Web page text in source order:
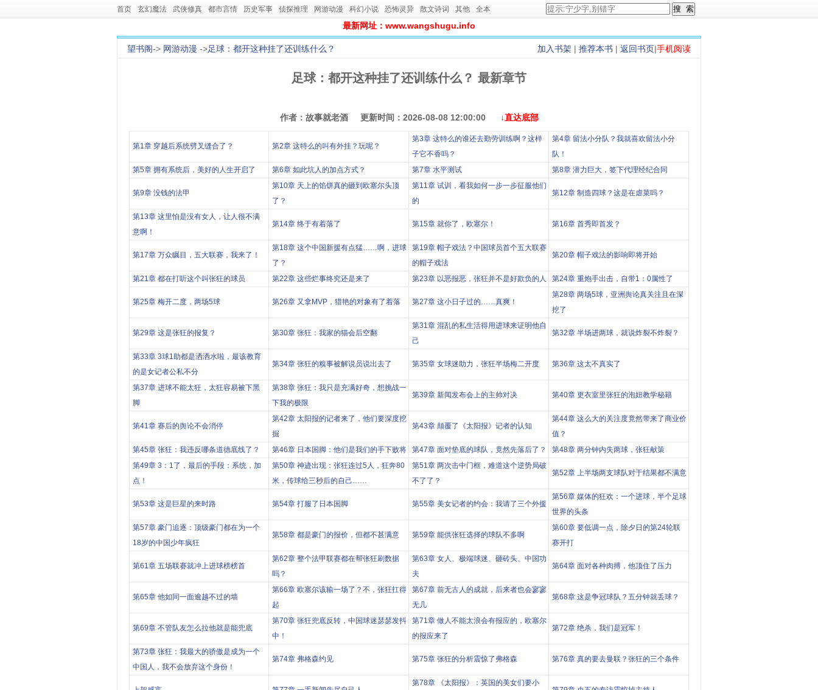
首页 玄幻魔法 武侠修真 都市言情 历史军事 侦探推理 网游动漫 科幻小说 恐怖灵异 散文诗词 其他 全本
最新网址：www.wangshugu.info
加入书架 | 推荐本书 | 返回书页|手机阅读
望书阁-> 网游动漫 ->足球：都开这种挂了还训练什么？
足球：都开这种挂了还训练什么？ 最新章节
作者：故事就老酒 更新时间：2026-08-08 12:00:00 ↓直达底部
第1章 穿越后系统劈叉缝合了？ 第2章 这特么的叫有外挂？玩呢？
第3章 这特么的谁还去勤劳训练啊？这样
子它不香吗？
第4章 留法小分队？我就喜欢留法小分
队！
第5章 拥有系统后，美好的人生开启了
第6章 如此坑人的加点方式？ 第7章 水平测试 第8章 潜力巨大，签下代理经纪合同
第9章 没钱的法甲
第10章 天上的馅饼真的砸到欧塞尔头顶
了？
第11章 试训，看我如何一步一步征服他们
的
第12章 制造四球？这是在虐菜吗？
第13章 这里怕是没有女人，让人很不满
意啊！
第14章 终于有着落了 第15章 就你了，欧塞尔！ 第16章 首秀即首发？
第17章 万众瞩目，五大联赛，我来了！
第18章 这个中国新援有点猛……啊，进球
了？
第19章 帽子戏法？中国球员首个五大联赛
的帽子戏法
第20章 帽子戏法的影响即将开始
第21章 都在打听这个叫张狂的球员 第22章 这些烂事终究还是来了 第23章 以恶报恶，张狂并不是好欺负的人 第24章 重炮手出击，自带1：0属性了
第25章 梅开二度，两场5球 第26章 又拿MVP，猎艳的对象有了着落 第27章 这小日子过的……真爽！
第28章 两场5球，亚洲舆论真关注且在深
挖了
第29章 这是张狂的报复？ 第30章 张狂：我家的猫会后空翻
第31章 混乱的私生活得用进球来证明他自
己
第32章 半场进两球，就说炸裂不炸裂？
第33章 3球1助都是洒洒水啦，最该教育
的是女记者公私不分
第34章 张狂的糗事被解说员说出去了 第35章 女球迷助力，张狂半场梅二开度 第36章 这太不真实了
第37章 进球不能太狂，太狂容易被下黑
脚
第38章 张狂：我只是充满好奇，想挑战一
下我的极限
第39章 新闻发布会上的主帅对决 第40章 更衣室里张狂的泡妞教学秘籍
第41章 赛后的舆论不会消停
第42章 太阳报的记者来了，他们要深度挖
掘
第43章 颠覆了《太阳报》记者的认知
第44章 这么大的关注度竟然带来了商业价
值？
第45章 张狂：我违反哪条道德底线了？
第46章 日本国脚：他们是我们的手下败将 第47章 面对垫底的球队，竟然先落后了？
第48章 两分钟内失两球，张狂献策
第49章 3：1了，最后的手段：系统，加
点！
第50章 神迹出现：张狂连过5人，狂奔80
米，传球给三秒后的自己……
第51章 两次击中门框，难道这个逆势局破
不了了？
第52章 上半场两支球队对于结果都不满意
第53章 这是巨星的来时路 第54章 打服了日本国脚 第55章 美女记者的约会：我请了三个外援
第56章 媒体的狂欢：一个进球，半个足球
世界的头条
第57章 豪门追逐：顶级豪门都在为一个
18岁的中国少年疯狂
第58章 都是豪门的报价，但都不甚满意 第59章 能供张狂选择的球队不多啊
第60章 要低调一点，除夕日的第24轮联
赛开打
第61章 五场联赛就冲上进球榜榜首
第62章 整个法甲联赛都在帮张狂刷数据
吗？
第63章 女人、极端球迷、砸砖头、中国功
夫
第64章 面对各种肉搏，他顶住了压力
第65章 他如同一面逾越不过的墙
第66章 欧塞尔该输一场了？不，张狂扛得
起
第67章 前无古人的成就，后来者也会寥寥
无几
第68章 这是争冠球队？五分钟就丢球？
第69章 不管队友怎么拉他就是能兜底
第70章 张狂兜底反转，中国球迷瑟瑟发抖
中！
第71章 做人不能太浪会有报应的，欧塞尔
的报应来了
第72章 绝杀，我们是冠军！
第73章 张狂：我最大的骄傲是成为一个
中国人，我不会放弃这个身份！
第74章 弗格森约见 第75章 张狂的分析震惊了弗格森 第76章 真的要去曼联？张狂的三个条件
第78章 《太阳报》：英国的美女们要小